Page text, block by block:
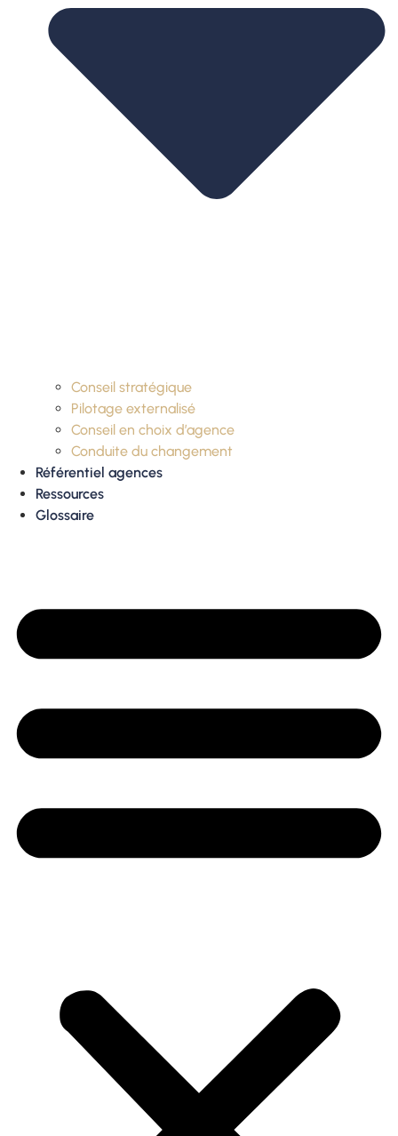
Conseil stratégique
Pilotage externalisé
Conseil en choix d’agence
Conduite du changement
Référentiel agences
Ressources
Glossaire